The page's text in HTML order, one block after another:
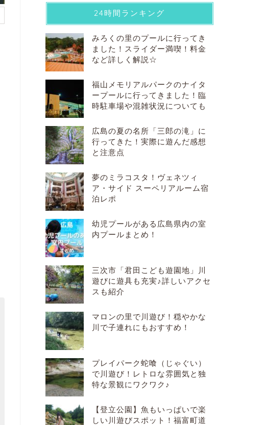
24時間ランキング
みろくの里のプールに行ってき
ました！スライダー満喫！料金
など詳しく解説☆
福山メモリアルパークのナイタ
ープールに行ってきました！臨
時駐車場や混雑状況についても
広島の夏の名所「三郎の滝」に
行ってきた！実際に遊んだ感想
と注意点
夢のミラコスタ！ヴェネツィ
ア・サイド スーペリアルーム宿
泊レポ
幼児プールがある広島県内の室
内プールまとめ！
三次市「君田こども遊園地」川
遊びに遊具も充実♪詳しいアクセ
スも紹介
マロンの里で川遊び！穏やかな
川で子連れにもおすすめ！
プレイパーク蛇喰（じゃぐい）
で川遊び！レトロな雰囲気と独
特な景観にワクワク♪
【登立公園】魚もいっぱいで楽
しい川遊びスポット！福富町道